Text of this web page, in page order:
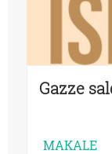
Gazze
MAKALE